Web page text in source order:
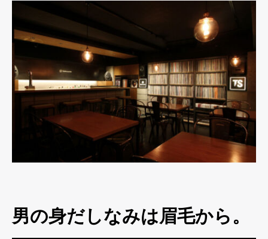
男の身だしなみは眉毛から。